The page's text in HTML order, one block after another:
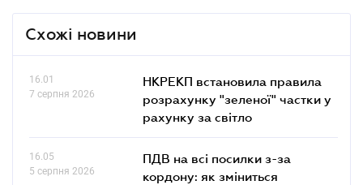
Схожі новини
16.01
7 серпня 2026
НКРЕКП встановила правила
розрахунку "зеленої" частки у
рахунку за світло
16.05
5 серпня 2026
ПДВ на всі посилки з-за
кордону: як зміниться